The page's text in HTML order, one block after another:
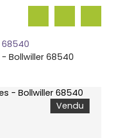
68540
Bollwiller 68540
Vendu